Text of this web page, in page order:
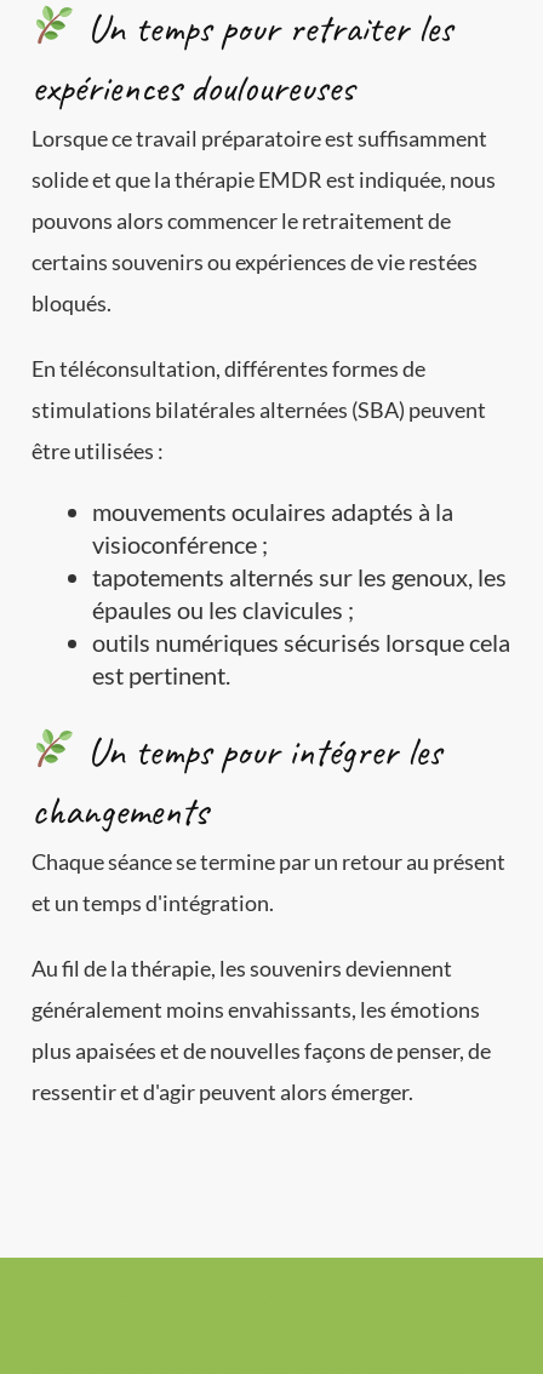
Un temps pour retraiter les
expériences douloureuses
Lorsque ce travail préparatoire est suffisamment
solide et que la thérapie EMDR est indiquée, nous
pouvons alors commencer le retraitement de
certains souvenirs ou expériences de vie restées
bloqués.
En téléconsultation, différentes formes de
stimulations bilatérales alternées (SBA) peuvent
être utilisées :
mouvements oculaires adaptés à la
visioconférence ;
tapotements alternés sur les genoux, les
épaules ou les clavicules ;
outils numériques sécurisés lorsque cela
est pertinent.
Un temps pour intégrer les
changements
Chaque séance se termine par un retour au présent
et un temps d'intégration.
Au fil de la thérapie, les souvenirs deviennent
généralement moins envahissants, les émotions
plus apaisées et de nouvelles façons de penser, de
ressentir et d'agir peuvent alors émerger.